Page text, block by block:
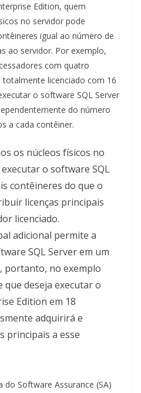
Edition, quem
no servidor pode
igual ao número de
ao servidor. Por exemplo,
com quatro
licenciado com 16
o software SQL Server
do número
a cada contêiner.
os núcleos físicos no
o software SQL
contêineres do que o
licenças principais
licenciado.
adicional permite a
SQL Server em um
portanto, no exemplo
deseja executar o
Edition em 18
adquirirá e
principais a esse
Software Assurance (SA)